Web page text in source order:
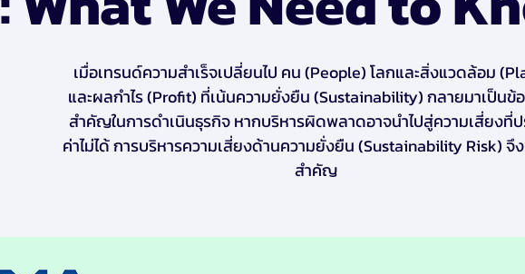
เมื่อเทรนด์ความสำเร็จเปลี่ยนไป คน (People) โลกและสิ่งแวดล้อม
และผลกำไร (Profit) ที่เน้นความยั่งยืน (Sustainability) กลายมาเป็นข้
สำคัญในการดำเนินธุรกิจ หากบริหารผิดพลาดอาจนำไปสู่ความเสี่ยงที่ป
ค่าไม่ได้ การบริหารความเสี่ยงด้านความยั่งยืน (Sustainability Risk) จึ
สำคัญ